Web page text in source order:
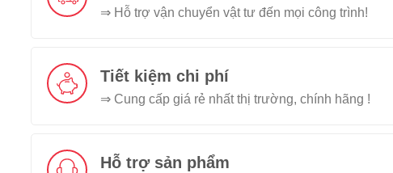
⇒ Hỗ trợ vận chuyển vật tư đến mọi công trình!
Tiết kiệm chi phí
⇒ Cung cấp giá rẻ nhất thị trường, chính hãng !
Hỗ trợ sản phẩm